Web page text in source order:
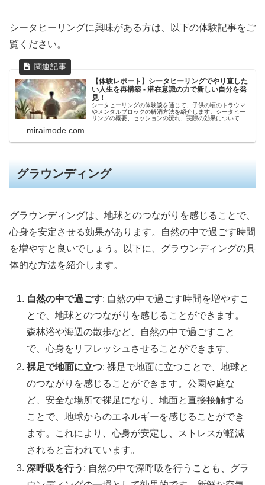
シータヒーリングに興味がある方は、以下の体験記事をご
覧ください。
【体験レポート】シータヒーリングでやり直した
い人生を再構築 - 潜在意識の力で新しい自分を発
見！
シータヒーリングの体験談を通じて、子供の頃のトラウマ
やメンタルブロックの解消方法を紹介します。シータヒー
リングの概要、セッションの流れ、実際の効果について具
方に参考になる記事です。
miraimode.com
グラウンディング
グラウンディングは、地球とのつながりを感じることで、
心身を安定させる効果があります。自然の中で過ごす時間
を増やすと良いでしょう。以下に、グラウンディングの具
体的な方法を紹介します。
自然の中で過ごす: 自然の中で過ごす時間を増やすこ
とで、地球とのつながりを感じることができます。
森林浴や海辺の散歩など、自然の中で過ごすこと
で、心身をリフレッシュさせることができます。
裸足で地面に立つ: 裸足で地面に立つことで、地球と
のつながりを感じることができます。公園や庭な
ど、安全な場所で裸足になり、地面と直接接触する
ことで、地球からのエネルギーを感じることができ
ます。これにより、心身が安定し、ストレスが軽減
されると言われています。
深呼吸を行う : 自然の中で深呼吸を行うことも、グラ